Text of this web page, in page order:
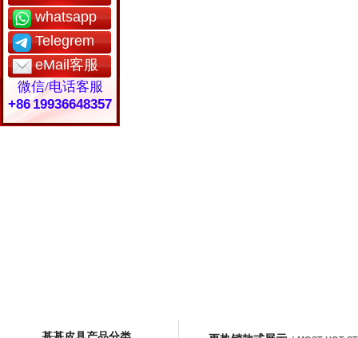
whatsapp
Telegrem
eMail客服
微信/电话客服
+86 19936648357